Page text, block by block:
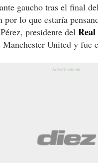
gaucho tras el final
por lo que estaría
presidente del
United y fue